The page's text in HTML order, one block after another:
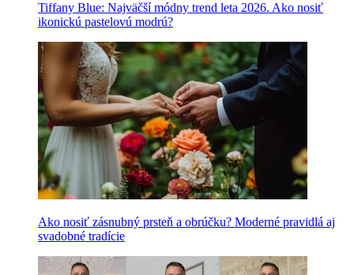
Tiffany Blue: Najväčší módny trend leta 2026. Ako nosiť
ikonickú pastelovú modrú?
Ako nosiť zásnubný prsteň a obrúčku? Moderné pravidlá aj
svadobné tradície